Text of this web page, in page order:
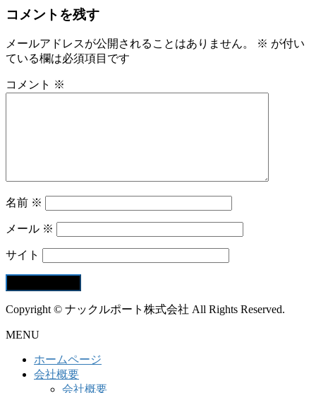
コメントを残す
メールアドレスが公開されることはありません。 ※ が付い
ている欄は必須項目です
コメント ※
名前 ※
メール ※
サイト
Copyright © ナックルポート株式会社 All Rights Reserved.
MENU
ホームページ
会社概要
会社概要